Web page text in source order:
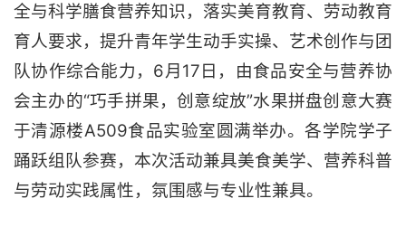
全与科学膳食营养知识，落实美育教育、劳动教育
育人要求，提升青年学生动手实操、艺术创作与团
队协作综合能力，6月17日，由食品安全与营养协
会主办的“巧手拼果，创意绽放”水果拼盘创意大赛
于清源楼A509食品实验室圆满举办。各学院学子
踊跃组队参赛，本次活动兼具美食美学、营养科普
与劳动实践属性，氛围感与专业性兼具。